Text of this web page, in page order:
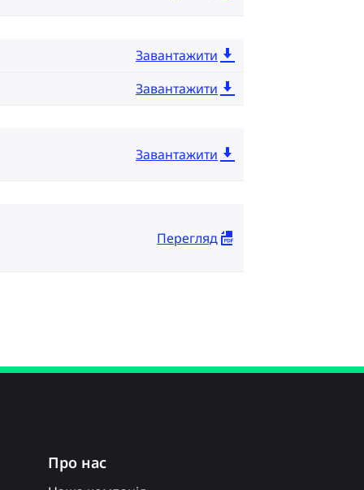
Завантажити
Завантажити
Завантажити
Перегляд
Про нас